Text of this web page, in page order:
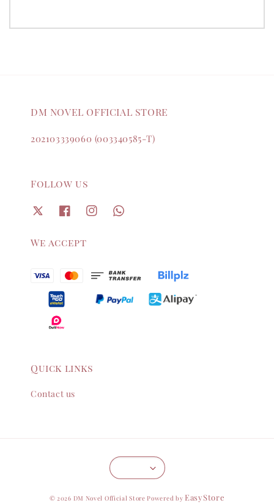
DM NOVEL OFFICIAL STORE
202103339060 (003340585-T)
Follow us
We accept
Quick links
Contact us
© 2026 DM Novel Official Store Powered by EasyStore